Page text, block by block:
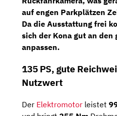
auf engen Parkplätzen
Da die Ausstattung frei
sich der Kona gut an den
anpassen.
135 PS, gute
Nutzwert
Der Elektromotor leistet